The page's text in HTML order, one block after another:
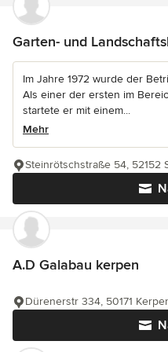
Garten- und
Im Jahre 1972 wurde der
Als einer der ersten im
startete er mit einem...
Mehr
Steinrötschstraße 54, 52152
A.D Galabau kerpen
Dürenerstr 334, 50171